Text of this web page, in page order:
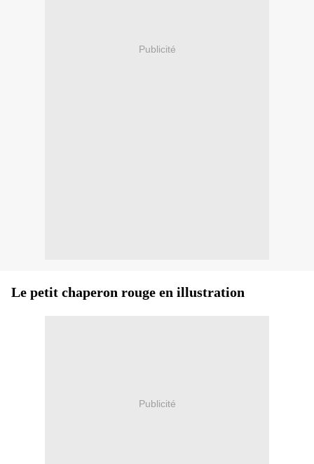
Publicité
Le petit chaperon rouge en illustration
Publicité